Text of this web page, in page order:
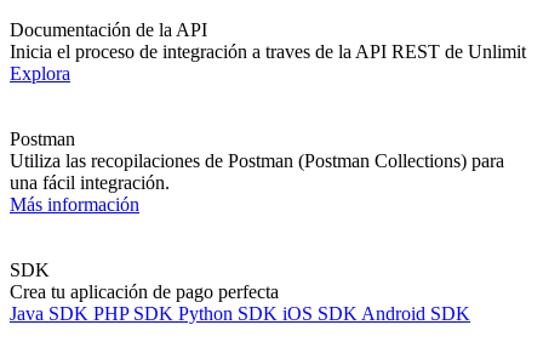
Documentación de la API
Inicia el proceso de integración a traves de la API REST de Unlimit
Explora
Postman
Utiliza las recopilaciones de Postman (Postman Collections) para
una fácil integración.
Más información
SDK
Crea tu aplicación de pago perfecta
Java SDK PHP SDK Python SDK iOS SDK Android SDK